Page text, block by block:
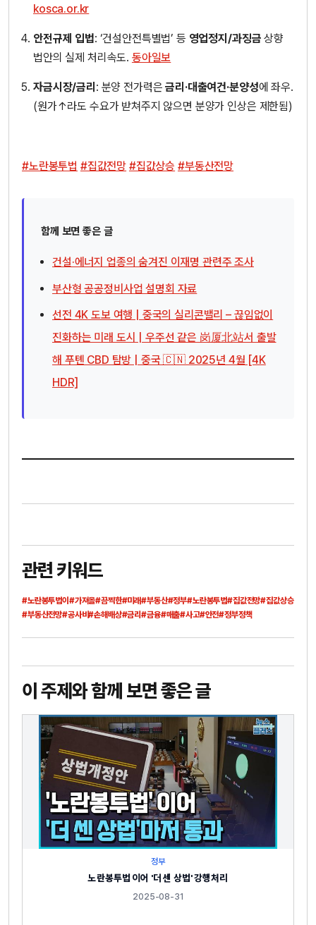
kosca.or.kr
안전규제 입법: ‘건설안전특별법’ 등 영업정지/과징금 상향
법안의 실제 처리속도. 동아일보
자금시장/금리 : 분양 전가력은금리·대출여건·분양성에 좌우.
(원가↑라도 수요가 받쳐주지 않으면 분양가 인상은 제한됨)
#노란봉투법 #집값전망 #집값상승 #부동산전망
함께 보면 좋은 글
건설·에너지 업종의 숨겨진 이재명 관련주 조사
부산형 공공정비사업 설명회 자료
선전 4K 도보 여행 | 중국의 실리콘밸리 – 끊임없이
진화하는 미래 도시 | 우주선 같은 岗厦北站서 출발
해 푸톈 CBD 탐방 | 중국 🇨🇳 2025년 4월 [4K
HDR]
관련 키워드
#노란봉투법이 #가져올#끔찍한#미래#부동산#정부#노란봉투법#집값전망#집값상승
#부동산전망#공사비 #손해배상#금리#금융#매출#사고#안전#정부정책
이 주제와 함께 보면 좋은 글
정부
노란봉투법 이어 '더 센 상법' 강행처리
2025-08-31